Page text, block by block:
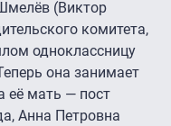
(Виктор
комитета,
одноклассницу
она занимает
её мать — пост
Анна Петровна